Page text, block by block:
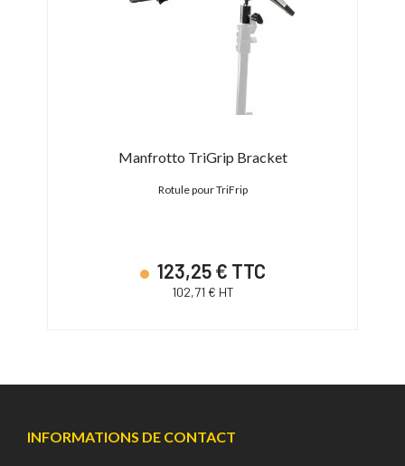
Manfrotto TriGrip Bracket
Rotule pour TriFrip
123,25 € TTC
102,71 € HT
INFORMATIONS DE CONTACT